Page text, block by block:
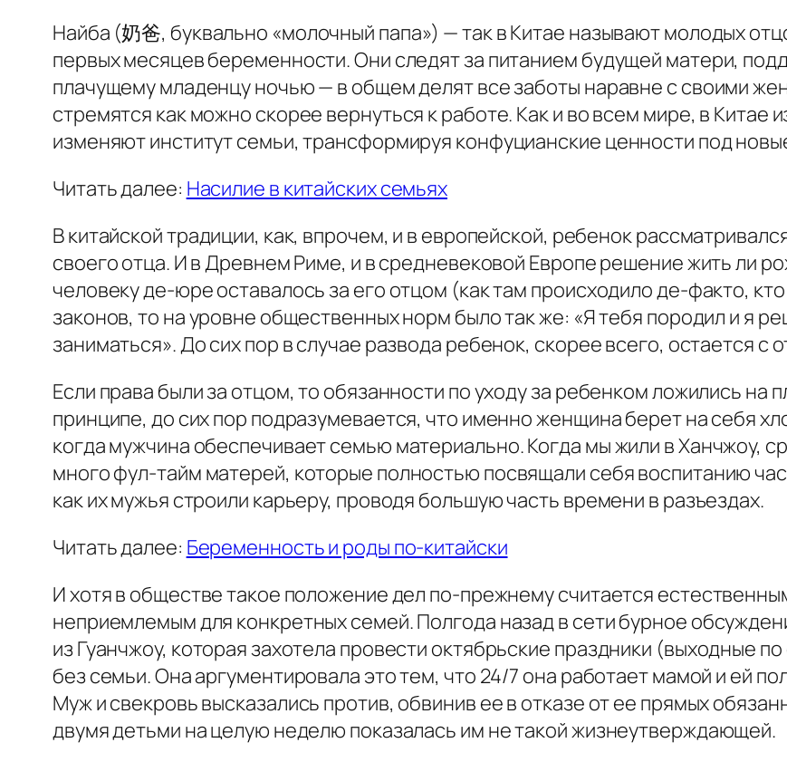
Найба (奶爸, буквально «молочный папа») — так в Китае называют молодых
первых месяцев беременности. Они следят за питанием будущей матери,
плачущему младенцу ночью — в общем делят все заботы наравне с своими
стремятся как можно скорее вернуться к работе. Как и во всем мире, в Китае
изменяют институт семьи, трансформируя конфуцианские ценности под
Читать далее: Насилие в китайских семьях
В китайской традиции, как, впрочем, и в европейской, ребенок
своего отца. И в Древнем Риме, и в средневековой Европе решение жить ли
человеку де-юре оставалось за его отцом (как там происходило де-факто,
законов, то на уровне общественных норм было так же: «Я тебя породил и я
заниматься». До сих пор в случае развода ребенок, скорее всего, остается с
Если права были за отцом, то обязанности по уходу за ребенком ложились на
принципе, до сих пор подразумевается, что именно женщина берет на себя
когда мужчина обеспечивает семью материально. Когда мы жили в Ханчжоу,
многофул-тайм матерей, которые полностью посвящали себя воспитанию
как их мужья строили карьеру, проводя большую часть времени в разъездах.
Читать далее: Беременность и роды по-китайски
И хотя в обществе такое положение дел по-прежнему считается
неприемлемым для конкретных семей. Полгода назад в сети бурное
из Гуанчжоу, которая захотела провести октябрьские праздники (выходные
без семьи. Она аргументировала это тем, что 24/7 она работает мамой и ей
Муж и свекровь высказались против, обвинив ее в отказе от ее прямых
двумя детьми на целую неделю показалась им не такой жизнеутверждающей.